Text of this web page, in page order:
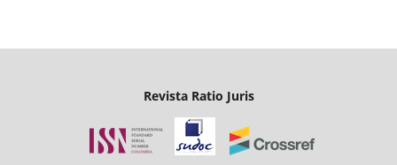
Revista Ratio Juris